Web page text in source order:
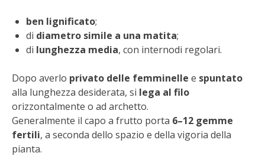
ben lignificato;
di diametro simile a una matita;
di lunghezza media, con internodi regolari.
Dopo averlo privato delle femminelle e spuntato
alla lunghezza desiderata, si lega al filo
orizzontalmente o ad archetto.
Generalmente il capo a frutto porta 6–12 gemme
fertili, a seconda dello spazio e della vigoria della
pianta.